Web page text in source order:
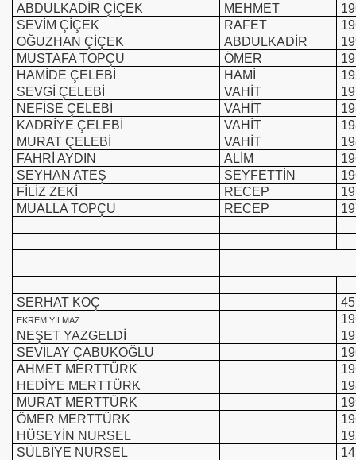
ABDULKADİR ÇİÇEK
MEHMET
SEVİM ÇİÇEK
RAFET
OĞUZHAN ÇİÇEK
ABDULKADİR
MUSTAFA TOPÇU
ÖMER
HAMİDE ÇELEBİ
HAMİ
SEVGİ ÇELEBİ
VAHİT
NEFİSE ÇELEBİ
VAHİT
KADRİYE ÇELEBİ
VAHİT
MURAT ÇELEBİ
VAHİT
FAHRİ AYDIN
ALİM
SEYHAN ATEŞ
SEYFETTİN
FİLİZ ZEKİ
RECEP
MUALLA TOPÇU
RECEP
SERHAT KOÇ 45
EKREM YILMAZ
NEŞET YAZGELDİ
SEVİLAY ÇABUKOĞLU
AHMET MERTTÜRK
HEDİYE MERTTÜRK
MURAT MERTTÜRK
ÖMER MERTTÜRK
HÜSEYİN NURSEL
SÜLBİYE NURSEL
14